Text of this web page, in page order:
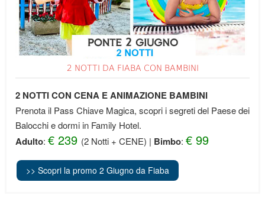
2 NOTTI DA FIABA CON BAMBINI
2 NOTTI CON CENA E ANIMAZIONE BAMBINI
Prenota il Pass Chiave Magica, scopri i segreti del Paese dei
Balocchi e dormi in Family Hotel.
Adulto: € 239 (2 Notti + CENE) | Bimbo: € 99
>> Scopri la promo 2 Giugno da Fiaba